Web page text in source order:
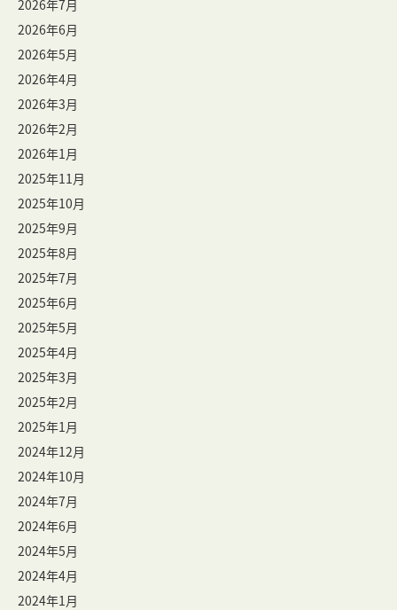
2026年7月
2026年6月
2026年5月
2026年4月
2026年3月
2026年2月
2026年1月
2025年11月
2025年10月
2025年9月
2025年8月
2025年7月
2025年6月
2025年5月
2025年4月
2025年3月
2025年2月
2025年1月
2024年12月
2024年10月
2024年7月
2024年6月
2024年5月
2024年4月
2024年1月